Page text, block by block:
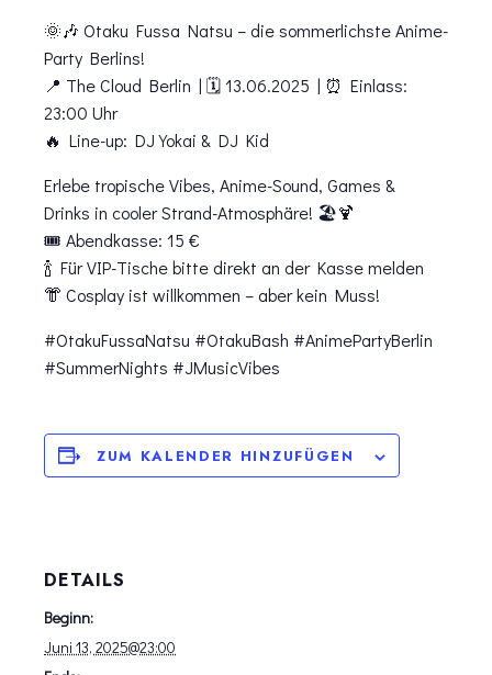
🌞🎶 Otaku Fussa Natsu – die sommerlichste Anime-
Party Berlins!
📍 The Cloud Berlin | 🗓️ 13.06.2025 | ⏰ Einlass:
23:00 Uhr
🔥 Line-up: DJ Yokai & DJ Kid
Erlebe tropische Vibes, Anime-Sound, Games &
Drinks in cooler Strand-Atmosphäre! 🏖️🍹
🎟️ Abendkasse: 15 €
🍾 Für VIP-Tische bitte direkt an der Kasse melden
👘 Cosplay ist willkommen – aber kein Muss!
#OtakuFussaNatsu #OtakuBash #AnimePartyBerlin
#SummerNights #JMusicVibes
ZUM KALENDER HINZUFÜGEN
DETAILS
Beginn:
Juni 13, 2025@23:00